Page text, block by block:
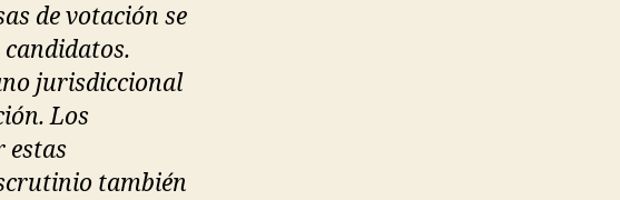
de votación se
jurisdiccional
Los
estas
también